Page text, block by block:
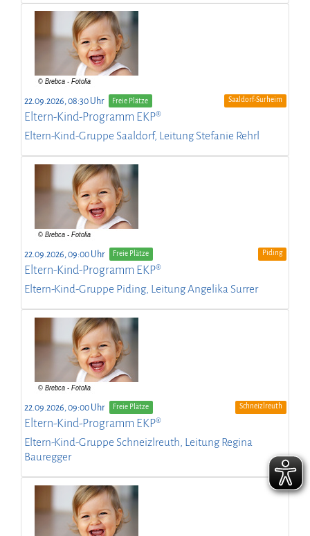
22.09.2026, 08:30 Uhr Freie Plätze Saaldorf-Surheim
Eltern-Kind-Programm EKP®
Eltern-Kind-Gruppe Saaldorf, Leitung Stefanie Rehrl
22.09.2026, 09:00 Uhr Freie Plätze Piding
Eltern-Kind-Programm EKP®
Eltern-Kind-Gruppe Piding, Leitung Angelika Surrer
22.09.2026, 09:00 Uhr Freie Plätze Schneizlreuth
Eltern-Kind-Programm EKP®
Eltern-Kind-Gruppe Schneizlreuth, Leitung Regina
Bauregger